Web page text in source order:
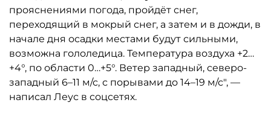
прояснениями погода, пройдёт снег,
переходящий в мокрый снег, а затем и в дожди, в
начале дня осадки местами будут сильными,
возможна гололедица. Температура воздуха +2…
+4°, по области 0…+5°. Ветер западный, северо-
западный 6–11 м/с, с порывами до 14–19 м/с", —
написал Леус в соцсетях.